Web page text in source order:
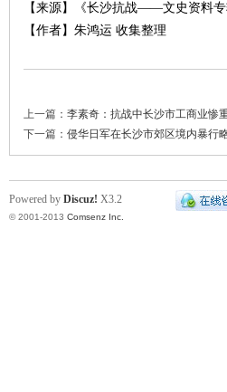
【来源】《长沙抗战——文史资料
【作者】朱鸿运 收集整理
上一篇： 李素奇：抗战中长沙市工商业惨
下一篇： 侵华日军在长沙市郊区境内暴行
Powered by Discuz! X3.2
© 2001-2013 Comsenz Inc.